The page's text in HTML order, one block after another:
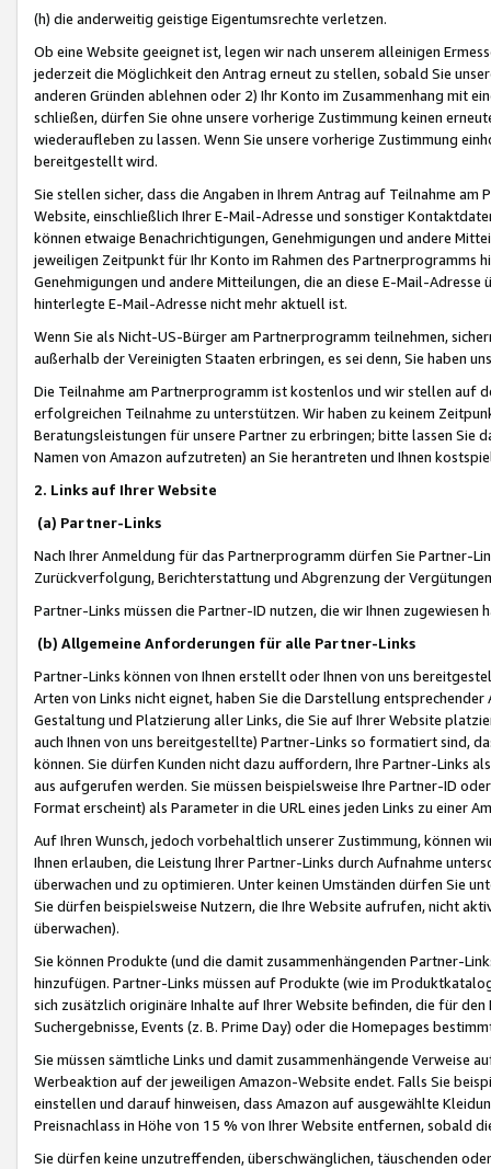
(h) die anderweitig geistige Eigentumsrechte verletzen.
Ob eine Website geeignet ist, legen wir nach unserem alleinigen
jederzeit die Möglichkeit den Antrag erneut zu stellen, sobald Sie
anderen Gründen ablehnen oder 2) Ihr Konto im Zusammenhang mit
schließen, dürfen Sie ohne unsere vorherige Zustimmung keinen
wiederaufleben zu lassen. Wenn Sie unsere vorherige Zustimmung
bereitgestellt wird.
Sie stellen sicher, dass die Angaben in Ihrem Antrag auf Teilnahme
Website, einschließlich Ihrer E-Mail-Adresse und sonstiger
können etwaige Benachrichtigungen, Genehmigungen und andere
jeweiligen Zeitpunkt für Ihr Konto im Rahmen des Partnerprogramms
Genehmigungen und andere Mitteilungen, die an diese E-Mail-
hinterlegte E-Mail-Adresse nicht mehr aktuell ist.
Wenn Sie als Nicht-US-Bürger am Partnerprogramm teilnehmen,
außerhalb der Vereinigten Staaten erbringen, es sei denn, Sie haben
Die Teilnahme am Partnerprogramm ist kostenlos und wir stellen auf
erfolgreichen Teilnahme zu unterstützen. Wir haben zu keinem
Beratungsleistungen für unsere Partner zu erbringen; bitte lassen Sie
Namen von Amazon aufzutreten) an Sie herantreten und Ihnen
2. Links auf Ihrer Website
(a) Partner-Links
Nach Ihrer Anmeldung für das Partnerprogramm dürfen Sie Partner-
Zurückverfolgung, Berichterstattung und Abgrenzung der
Partner-Links müssen die Partner-ID nutzen, die wir Ihnen zugewiesen
(b) Allgemeine Anforderungen für alle Partner-Links
Partner-Links können von Ihnen erstellt oder Ihnen von uns
Arten von Links nicht eignet, haben Sie die Darstellung
Gestaltung und Platzierung aller Links, die Sie auf Ihrer Website
auch Ihnen von uns bereitgestellte) Partner-Links so formatiert sind,
können. Sie dürfen Kunden nicht dazu auffordern, Ihre Partner-Links
aus aufgerufen werden. Sie müssen beispielsweise Ihre Partner-ID
Format erscheint) als Parameter in die URL eines jeden Links zu einer
Auf Ihren Wunsch, jedoch vorbehaltlich unserer Zustimmung, können
Ihnen erlauben, die Leistung Ihrer Partner-Links durch Aufnahme
überwachen und zu optimieren. Unter keinen Umständen dürfen Sie
Sie dürfen beispielsweise Nutzern, die Ihre Website aufrufen, nicht
überwachen).
Sie können Produkte (und die damit zusammenhängenden Partner-
hinzufügen. Partner-Links müssen auf Produkte (wie im
sich zusätzlich originäre Inhalte auf Ihrer Website befinden, die für
Suchergebnisse, Events (z. B. Prime Day) oder die Homepages
Sie müssen sämtliche Links und damit zusammenhängende
Werbeaktion auf der jeweiligen Amazon-Website endet. Falls Sie
einstellen und darauf hinweisen, dass Amazon auf ausgewählte
Preisnachlass in Höhe von 15 % von Ihrer Website entfernen, sobald
Sie dürfen keine unzutreffenden, überschwänglichen, täuschenden